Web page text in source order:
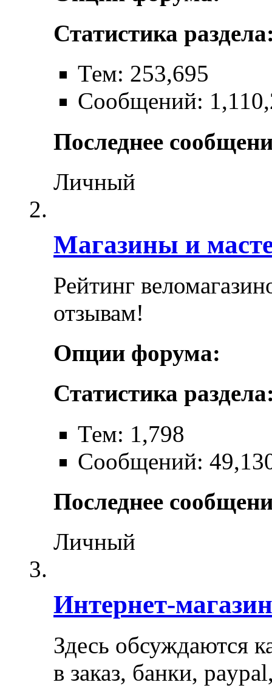
Статистика
Тем: 253,695
Сообщений:
Последнее
Личный
Магазины и
Рейтинг
отзывам!
Опции форума:
Статистика
Тем: 1,798
Сообщений:
Последнее
Личный
Интернет-
Здесь обсуждаются
в заказ, банки,